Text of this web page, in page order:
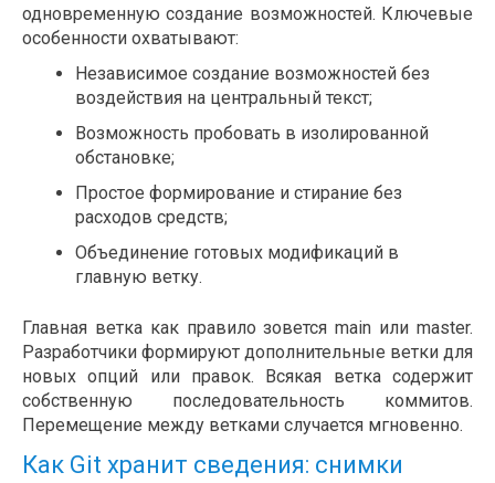
одновременную создание возможностей. Ключевые
особенности охватывают:
Независимое создание возможностей без
воздействия на центральный текст;
Возможность пробовать в изолированной
обстановке;
Простое формирование и стирание без
расходов средств;
Объединение готовых модификаций в
главную ветку.
Главная ветка как правило зовется main или master.
Разработчики формируют дополнительные ветки для
новых опций или правок. Всякая ветка содержит
собственную последовательность коммитов.
Перемещение между ветками случается мгновенно.
Как Git хранит сведения: снимки